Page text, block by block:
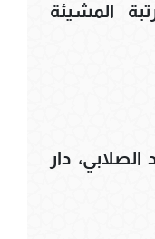
المشيئة
دار